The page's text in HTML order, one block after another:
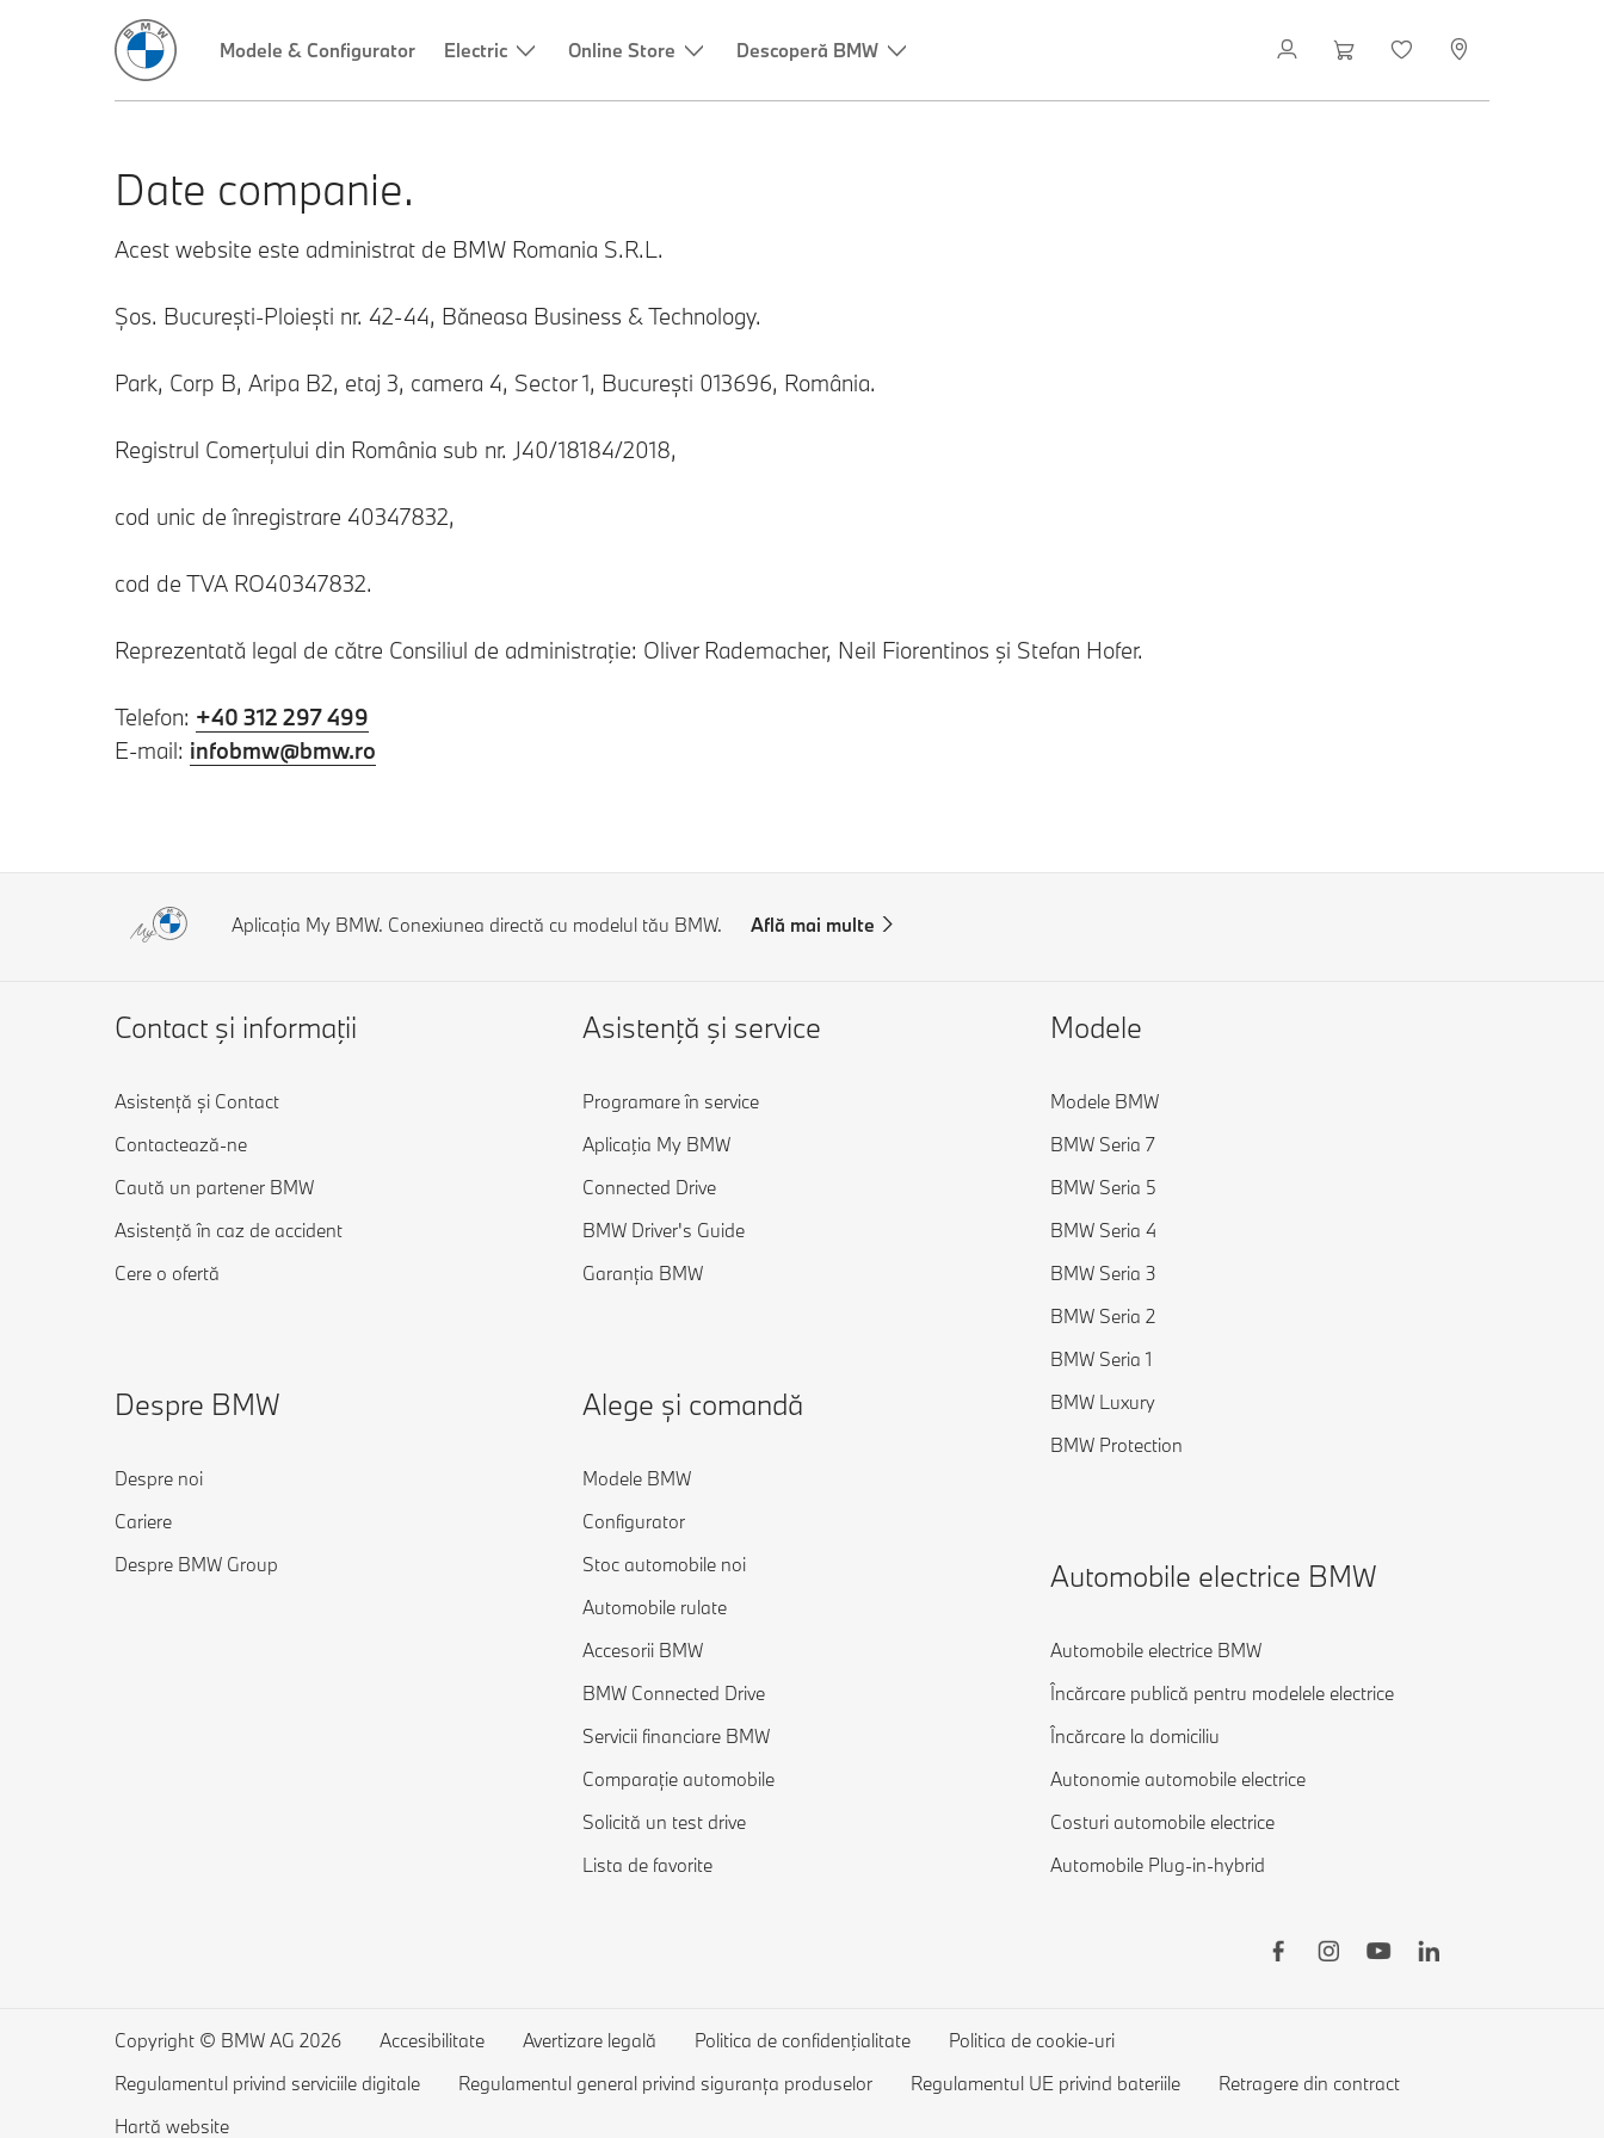
Modele & Configurator Electric Online Store Descoperă BMW
Date companie.
Acest website este administrat de BMW Romania S.R.L.
Șos. București-Ploiești nr. 42-44, Băneasa Business & Technology.
Park, Corp B, Aripa B2, etaj 3, camera 4, Sector 1, București 013696, România.
Registrul Comerțului din România sub nr. J40/18184/2018,
cod unic de înregistrare 40347832,
cod de TVA RO40347832.
Reprezentată legal de către Consiliul de administraţie: Oliver Rademacher, Neil Fiorentinos şi Stefan Hofer.
Telefon: +40 312 297 499
E-mail: infobmw@bmw.ro
Aplicația My BMW. Conexiunea directă cu modelul tău BMW. Află mai multe
Contact şi informaţii
Asistență și Contact
Contactează-ne
Caută un partener BMW
Asistenţă în caz de accident
Cere o ofertă
Despre BMW
Despre noi
Cariere
Despre BMW Group
Asistenţă şi service
Programare în service
Aplicaţia My BMW
Connected Drive
BMW Driver's Guide
Garanția BMW
Alege și comandă
Modele BMW
Configurator
Stoc automobile noi
Automobile rulate
Accesorii BMW
BMW Connected Drive
Servicii financiare BMW
Comparație automobile
Solicită un test drive
Lista de favorite
Modele
Modele BMW
BMW Seria 7
BMW Seria 5
BMW Seria 4
BMW Seria 3
BMW Seria 2
BMW Seria 1
BMW Luxury
BMW Protection
Automobile electrice BMW
Automobile electrice BMW
Încărcare publică pentru modelele electrice
Încărcare la domiciliu
Autonomie automobile electrice
Costuri automobile electrice
Automobile Plug-in-hybrid
Copyright © BMW AG 2026 Accesibilitate Avertizare legală Politica de confidenţialitate
Politica de cookie-uri
Regulamentul privind serviciile digitale
Regulamentul general privind siguranța produselor Regulamentul UE privind bateriile
Retragere din contract
Hartă website